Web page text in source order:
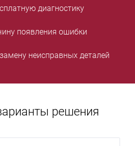
диагностику
появления ошибки
неисправных деталей
решения